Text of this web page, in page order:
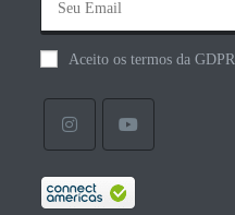
Aceito os termos da GDPR